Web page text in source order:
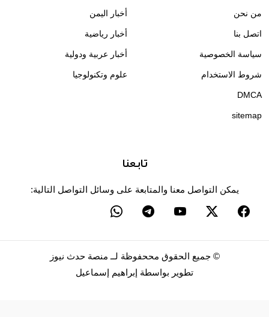
من نحن
اتصل بنا
سياسة الخصوصية
شروط الاستخدام
DMCA
sitemap
أخبار اليمن
أخبار رياضية
أخبار عربية ودولية
علوم وتكنولوجيا
تابعنا
يمكن التواصل معنا والمتابعة على وسائل التواصل التالية:
© جميع الحقوق مححفوظة لــ منصة حدث نيوز
تطوير بواسطة إبراهيم إسماعيل